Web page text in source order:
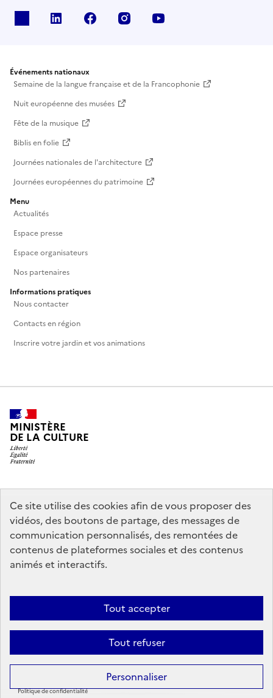
Ce site utilise des cookies afin de vous proposer des
vidéos, des boutons de partage, des messages de
communication personnalisés, des remontées de
contenus de plateformes sociales et des contenus
animés et interactifs.
Tout accepter
Tout refuser
Personnaliser
Politique de confidentialité
Linkedin Facebook Instagram
Événements nationaux
Semaine de la langue française et de la Francophonie
Nuit européenne des musées
Fête de la musique
Biblis en folie
Journées nationales de l'architecture
Journées européennes du patrimoine
Menu
Actualités
Espace presse
Espace organisateurs
Nos partenaires
Informations pratiques
Nous contacter
Contacts en région
Inscrire votre jardin et vos animations
MINISTÈRE
DE LA CULTURE
legifrance.gouv.fr
info.gouv.fr
service-public.gouv.fr
data.gouv.fr
Politique d’utilisation des témoins de connexion (cookies)
Sauf mention contraire, tous les contenus de ce site sont sous